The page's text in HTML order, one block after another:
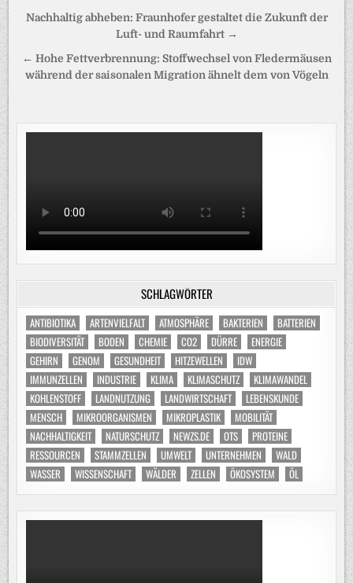
Beitragsnavigation
Nachhaltig abheben: Fraunhofer gestaltet die Zukunft der
Luft- und Raumfahrt →
← Hohe Fettverbrennung: Stoffwechsel von Fledermäusen
während der saisonalen Migration ähnelt dem von Vögeln
SCHLAGWÖRTER
ANTIBIOTIKA ARTENVIELFALT ATMOSPHÄRE BAKTERIEN
BATTERIEN
BIODIVERSITÄT
BODEN CHEMIE CO2 DÜRRE
ENERGIE
GEHIRN
GENOM GESUNDHEIT HITZEWELLEN
IDW
IMMUNZELLEN
INDUSTRIE KLIMA KLIMASCHUTZ
KLIMAWANDEL
KOHLENSTOFF
LANDNUTZUNG LANDWIRTSCHAFT
LEBENSKUNDE
MENSCH
MIKROORGANISMEN MIKROPLASTIK
MOBILITÄT
NACHHALTIGKEIT
NATURSCHUTZ NEWZS.DE OTS
PROTEINE
RESSOURCEN
STAMMZELLEN UMWELT UNTERNEHMEN
WALD
WASSER
WISSENSCHAFT WÄLDER ZELLEN ÖKOSYSTEM ÖL